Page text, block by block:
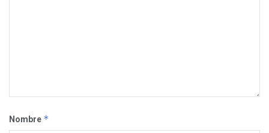
Nombre *